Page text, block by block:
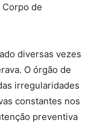
de
diversas vezes
O órgão de
irregularidades
constantes nos
preventiva